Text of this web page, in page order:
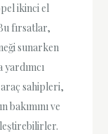
ikinci el
fırsatlar,
sunarken
sahipleri,
bakımını ve